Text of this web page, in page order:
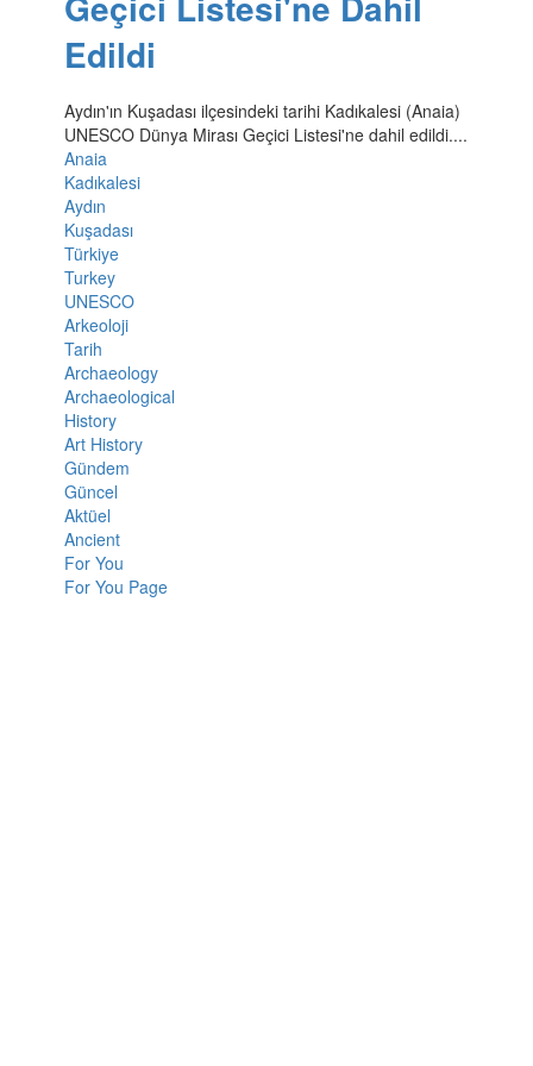
Edildi
Aydın'ın Kuşadası ilçesindeki tarihi Kadıkalesi (Anaia)
UNESCO Dünya Mirası Geçici Listesi'ne dahil edildi....
Anaia
Kadıkalesi
Aydın
Kuşadası
Türkiye
Turkey
UNESCO
Arkeoloji
Tarih
Archaeology
Archaeological
History
Art History
Gündem
Güncel
Aktüel
Ancient
For You
For You Page